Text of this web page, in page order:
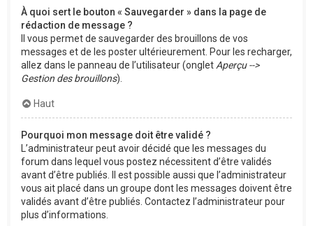
À quoi sert le bouton « Sauvegarder » dans la page de
rédaction de message ?
Il vous permet de sauvegarder des brouillons de vos
messages et de les poster ultérieurement. Pour les recharger,
allez dans le panneau de l’utilisateur (onglet Aperçu -->
Gestion des brouillons).
Haut
Pourquoi mon message doit être validé ?
L’administrateur peut avoir décidé que les messages du
forum dans lequel vous postez nécessitent d’être validés
avant d’être publiés. Il est possible aussi que l’administrateur
vous ait placé dans un groupe dont les messages doivent être
validés avant d’être publiés. Contactez l’administrateur pour
plus d’informations.